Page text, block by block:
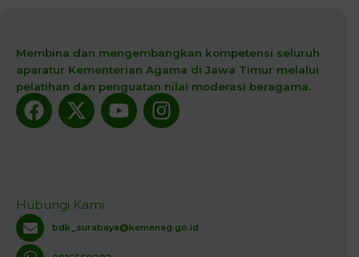
Membina dan mengembangkan kompetensi seluruh
aparatur Kementerian Agama di Jawa Timur melalui
pelatihan dan penguatan nilai moderasi beragama.
Facebook
X-
twitter
YoutubeInstagram
Hubungi Kami
bdk_surabaya@kemenag.go.id